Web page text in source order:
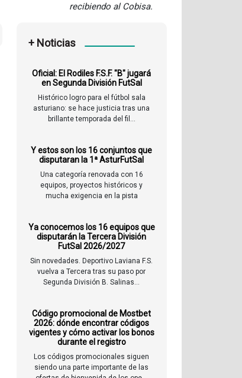
recibiendo al Cobisa.
+ Noticias
Oficial: El Rodiles F.S.F. "B" jugará
en Segunda División FutSal
Histórico logro para el fútbol sala
asturiano: se hace justicia tras una
brillante temporada del fil...
Y estos son los 16 conjuntos que
disputaran la 1ª AsturFutSal
Una categoría renovada con 16
equipos, proyectos históricos y
mucha exigencia en la pista
Ya conocemos los 16 equipos que
disputarán la Tercera División
FutSal 2026/2027
Sin novedades. Deportivo Laviana F.S.
vuelva a Tercera tras su paso por
Segunda División B. Salinas...
Código promocional de Mostbet
2026: dónde encontrar códigos
vigentes y cómo activar los bonos
durante el registro
Los códigos promocionales siguen
siendo una parte importante de las